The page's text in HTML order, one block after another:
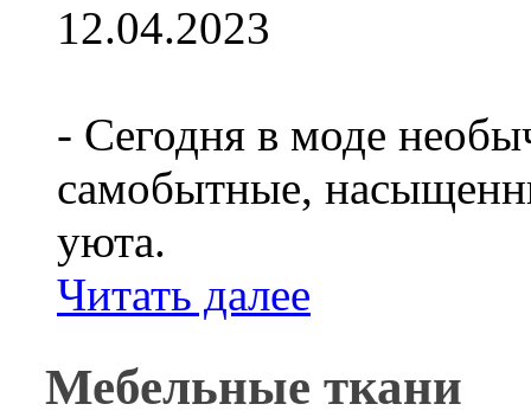
12.04.2023
- Сегодня в моде
самобытные,
уюта.
Читать далее
Мебельные ткани